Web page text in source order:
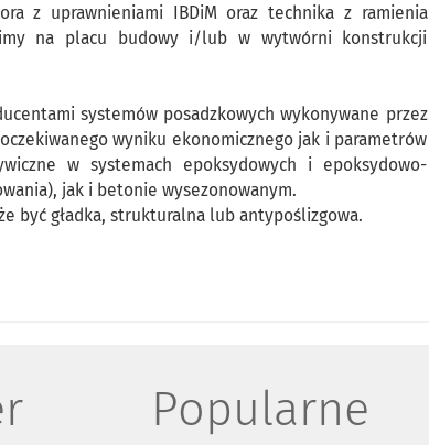
z uprawnieniami IBDiM oraz technika z ramienia
na placu budowy i/lub w wytwórni konstrukcji
systemów posadzkowych wykonywane przez
wyniku ekonomicznego jak i parametrów
w systemach epoksydowych i epoksydowo-
jak i betonie wysezonowanym.
być gładka, strukturalna lub antypoślizgowa.
Popularne